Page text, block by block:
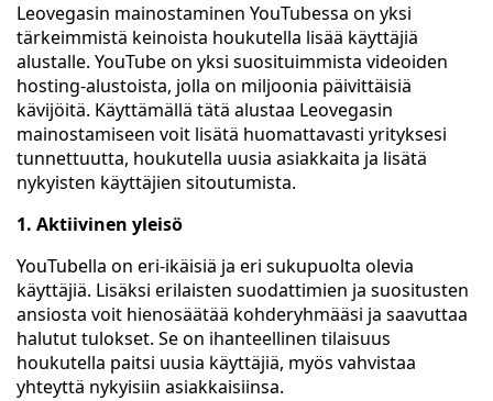
Leovegasin mainostaminen YouTubessa on yksi
tärkeimmistä keinoista houkutella lisää käyttäjiä
alustalle. YouTube on yksi suosituimmista videoiden
hosting-alustoista, jolla on miljoonia päivittäisiä
kävijöitä. Käyttämällä tätä alustaa Leovegasin
mainostamiseen voit lisätä huomattavasti yrityksesi
tunnettuutta, houkutella uusia asiakkaita ja lisätä
nykyisten käyttäjien sitoutumista.
1. Aktiivinen yleisö
YouTubella on eri-ikäisiä ja eri sukupuolta olevia
käyttäjiä. Lisäksi erilaisten suodattimien ja suositusten
ansiosta voit hienosäätää kohderyhmääsi ja saavuttaa
halutut tulokset. Se on ihanteellinen tilaisuus
houkutella paitsi uusia käyttäjiä, myös vahvistaa
yhteyttä nykyisiin asiakkaisiinsa.